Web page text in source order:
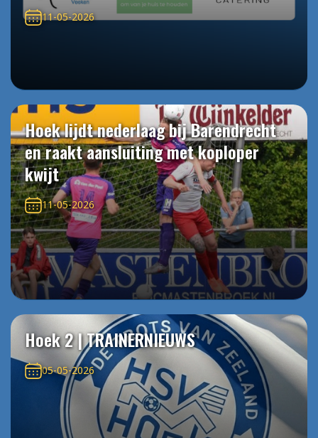
11-05-2026
Hoek lijdt nederlaag bij Barendrecht
en raakt aansluiting met koploper
kwijt
11-05-2026
Hoek 2 | TRAINERNIEUWS
05-05-2026